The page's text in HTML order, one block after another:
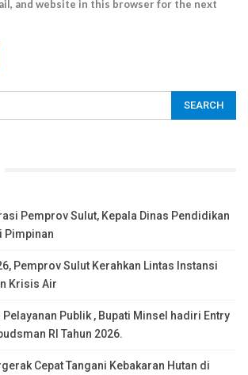
and website in this browser for the next
Pemprov Sulut, Kepala Dinas Pendidikan
Pimpinan
Pemprov Sulut Kerahkan Lintas Instansi
Krisis Air
Publik , Bupati Minsel hadiri Entry
RI Tahun 2026.
Cepat Tangani Kebakaran Hutan di